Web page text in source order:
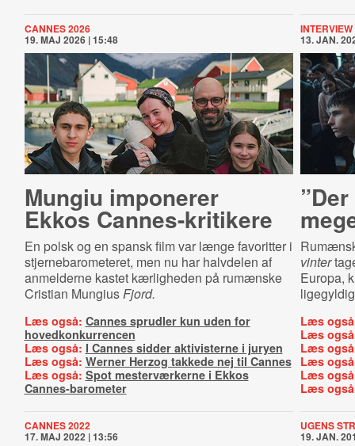
CANNES 2026
19. MAJ 2026 | 15:48
Mungiu imponerer
Ekkos Can­nes-​kri­ti­ke­re
En polsk og en spansk film var længe favoritter i
stjernebarometeret, men nu har halvdelen af
anmelderne kastet kærligheden på rumænske
Cristian MungiusFjord.
Læs også: Cannes sprudler kun uden for
hovedkonkurrencen
Læs også: I Cannes sidder aktivisterne i juryen
Læs også: Werner Herzog takkede nej til Cannes
Læs også: Spot mesterværkerne i Ekkos
Cannes-barometer
INTERVIEW
13. JAN.
vinter
Europa,
Læs
Læs
Læs
Læs
Læs
Læs
CANNES 2022
17. MAJ 2022 | 13:56
UGENS
19. JAN.